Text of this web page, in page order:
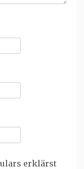
erklärst